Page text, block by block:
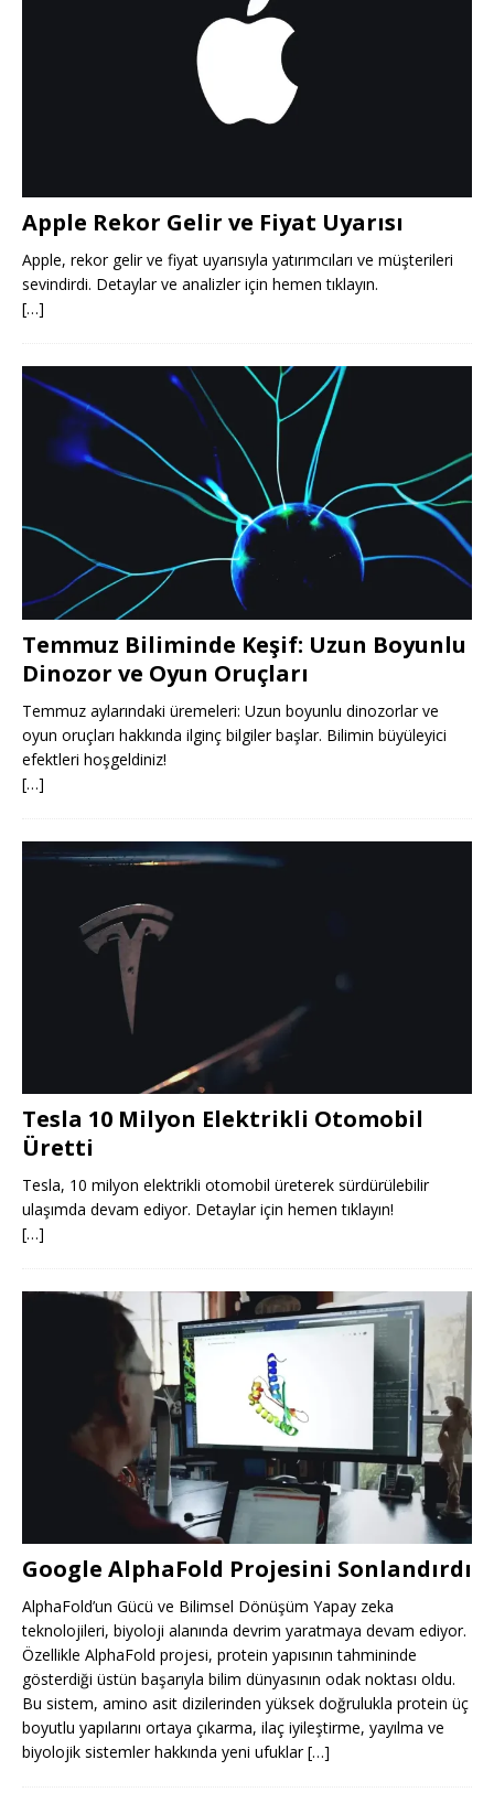
Apple Rekor Gelir ve Fiyat Uyarısı
Apple, rekor gelir ve fiyat uyarısıyla yatırımcıları ve müşterileri
sevindirdi. Detaylar ve analizler için hemen tıklayın.
[…]
Temmuz Biliminde Keşif: Uzun Boyunlu
Dinozor ve Oyun Oruçları
Temmuz aylarındaki üremeleri: Uzun boyunlu dinozorlar ve
oyun oruçları hakkında ilginç bilgiler başlar. Bilimin büyüleyici
efektleri hoşgeldiniz!
[…]
Tesla 10 Milyon Elektrikli Otomobil
Üretti
Tesla, 10 milyon elektrikli otomobil üreterek sürdürülebilir
ulaşımda devam ediyor. Detaylar için hemen tıklayın!
[…]
Google AlphaFold Projesini Sonlandırdı
AlphaFold’un Gücü ve Bilimsel Dönüşüm Yapay zeka
teknolojileri, biyoloji alanında devrim yaratmaya devam ediyor.
Özellikle AlphaFold projesi, protein yapısının tahmininde
gösterdiği üstün başarıyla bilim dünyasının odak noktası oldu.
Bu sistem, amino asit dizilerinden yüksek doğrulukla protein üç
boyutlu yapılarını ortaya çıkarma, ilaç iyileştirme, yayılma ve
biyolojik sistemler hakkında yeni ufuklar[…]